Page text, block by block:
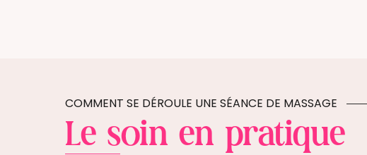
COMMENT SE DÉROULE UNE SÉANCE DE MASSAGE
Le soin en pratique